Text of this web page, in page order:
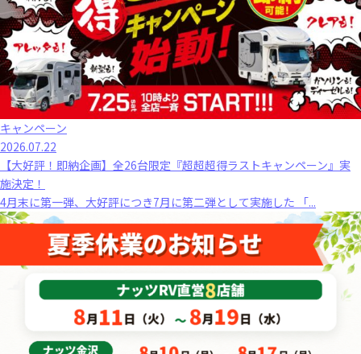
キャンペーン
2026.07.22
【大好評！即納企画】全26台限定『超超超得ラストキャンペーン』実
施決定！
4月末に第一弾、大好評につき7月に第二弾として実施した 「...